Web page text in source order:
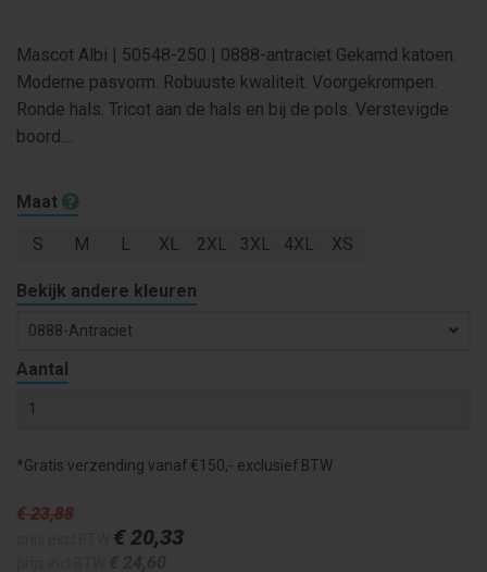
Mascot Albi | 50548-250 | 0888-antraciet Gekamd katoen.
Moderne pasvorm. Robuuste kwaliteit. Voorgekrompen.
Ronde hals. Tricot aan de hals en bij de pols. Verstevigde
boord....
Maat
S M L XL 2XL 3XL 4XL XS
Bekijk andere kleuren
0888-Antraciet
Aantal
*Gratis verzending vanaf €150,- exclusief BTW
€ 23,88
€ 20,33